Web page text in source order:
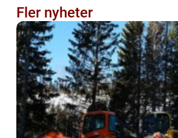
Fler nyheter